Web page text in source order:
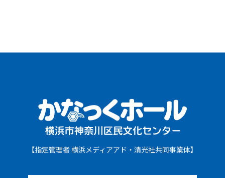
【指定管理者 横浜メディアアド・清光社共同事業体】